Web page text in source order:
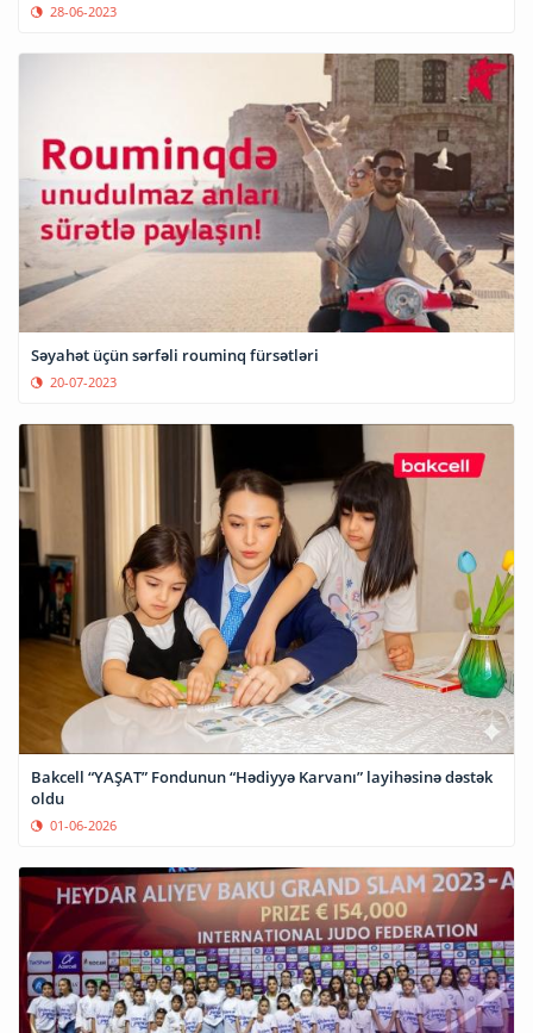
28-06-2023
Səyahət üçün sərfəli rouminq fürsətləri
20-07-2023
Bakcell “YAŞAT” Fondunun “Hədiyyə Karvanı” layihəsinə dəstək
oldu
01-06-2026